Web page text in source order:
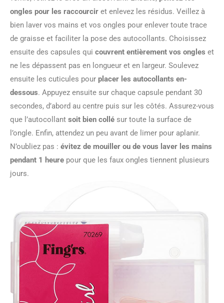
ongles pour les raccourcir et enlevez les résidus. Veillez à
bien laver vos mains et vos ongles pour enlever toute trace
de graisse et faciliter la pose des autocollants. Choisissez
ensuite des capsules qui couvrent entièrement vos ongles et
ne les dépassent pas en longueur et en largeur. Soulevez
ensuite les cuticules pour placer les autocollants en-
dessous. Appuyez ensuite sur chaque capsule pendant 30
secondes, d’abord au centre puis sur les côtés. Assurez-vous
que l’autocollant soit bien collé sur toute la surface de
l’ongle. Enfin, attendez un peu avant de limer pour aplanir.
N’oubliez pas : évitez de mouiller ou de vous laver les mains
pendant 1 heure pour que les faux ongles tiennent plusieurs
jours.